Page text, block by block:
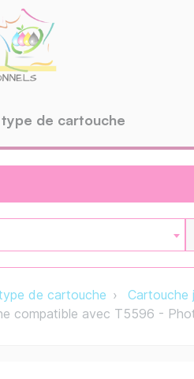
de cartouche
de cartouche Cartouche
compatible avec T5596 -